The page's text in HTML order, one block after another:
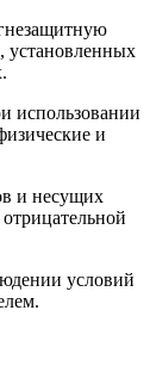
установленных
использовании
и
и несущих
условий